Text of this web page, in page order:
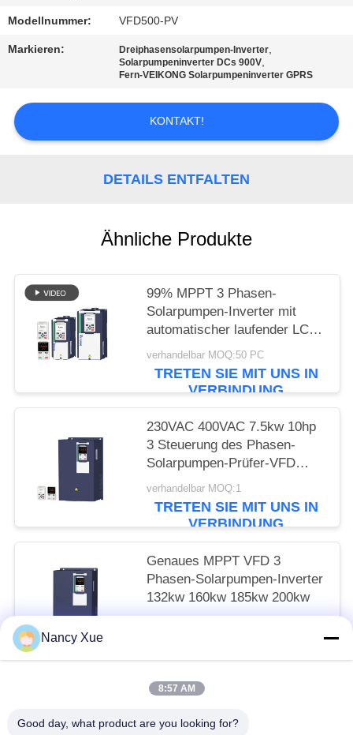
DATENSCHUTZ-
BESTIMMUNGEN
Modellnummer: VFD500-PV
Markieren: Dreiphasensolarpumpen-Inverter,
Solarpumpeninverter DCs 900V,
Fern-VEIKONG Solarpumpeninverter GPRS
KONTAKT!
DETAILS ENTFALTEN
Ähnliche Produkte
99% MPPT 3 Phasen-
Solarpumpen-Inverter mit
automatischer laufender LCD-
Überwachung
verhandelbar MOQ:50 PC
TRETEN SIE MIT UNS IN
VERBINDUNG
230VAC 400VAC 7.5kw 10hp
3 Steuerung des Phasen-
Solarpumpen-Prüfer-VFD
MPPT
verhandelbar MOQ:1
TRETEN SIE MIT UNS IN
VERBINDUNG
Genaues MPPT VFD 3
Phasen-Solarpumpen-Inverter
132kw 160kw 185kw 200kw
VERBINDUNG
Nancy Xue
8:57 AM
Good day, what product are you looking for?